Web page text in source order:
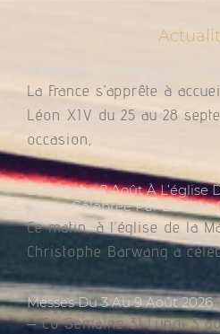
La France s’apprête à
Léon XIV du 25 au 28
occasion,
Dimanche 2 Août À L’église
Messe Célébrée Par Le
Ce matin, à l’église de la
Christophe Barwang a
Messes Du 3 Au 9 Août 2026
– Co Semaine 31 Lundi 3